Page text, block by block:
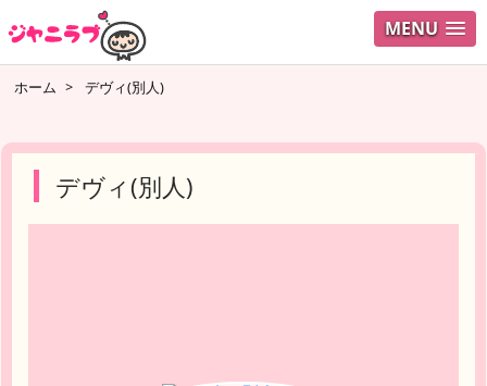
MENU ログイ
ホーム > デヴィ(別人)
デヴィ(別人)